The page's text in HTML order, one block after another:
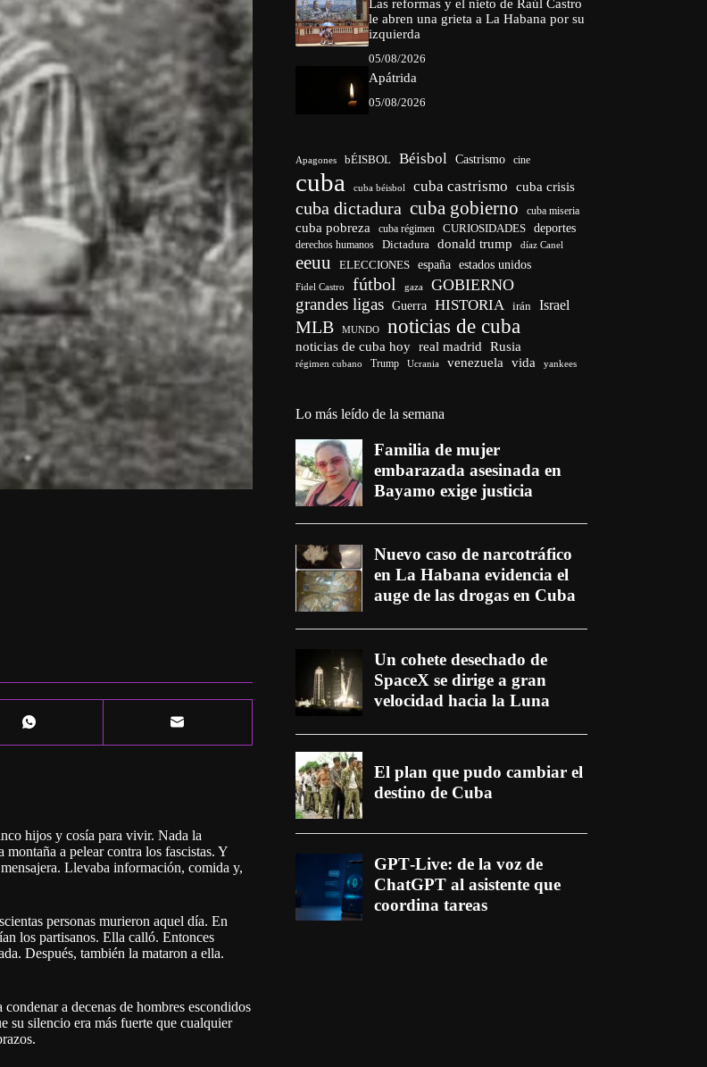
hijos y cosía para vivir. Nada la
a pelear contra los fascistas. Y
Llevaba información, comida y,
personas murieron aquel día. En
los partisanos. Ella calló. Entonces
Después, también la mataron a ella.
a decenas de hombres escondidos
su silencio era más fuerte que cualquier
Las reformas y el nieto de Raúl Castro
le abren una grieta a La Habana por su
izquierda
05/08/2026
Apátrida
05/08/2026
Apagones bÉISBOL Béisbol Castrismo cine
cuba cuba béisbol cuba castrismo cuba crisis
cuba dictadura cuba gobierno cuba miseria
cuba pobreza cuba régimen CURIOSIDADES deportes
derechos humanos Dictadura donald trump díaz Canel
eeuu ELECCIONES españa estados unidos
Fidel Castro fútbol gaza GOBIERNO
grandes ligas Guerra HISTORIA irán Israel
MLB MUNDO noticias de cuba
noticias de cuba hoy real madrid Rusia
régimen cubano Trump Ucrania venezuela vida yankees
Lo más leído de la semana